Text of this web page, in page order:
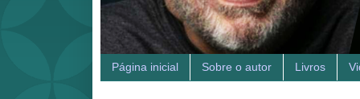
Página inicial Sobre o autor Livros